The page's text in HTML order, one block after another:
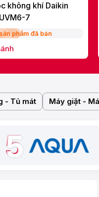
không khí Daikin
7
phẩm đã bán
- Tủ mát Máy giặt -
5